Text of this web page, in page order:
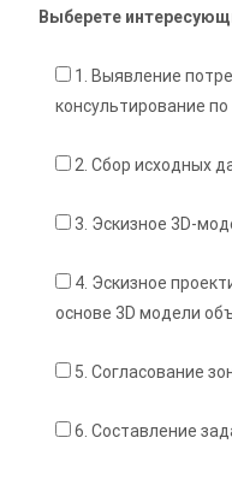
Выберете
1. Выявление
консультирование
2. Сбор исходных
3. Эскизное 3D-
4. Эскизное
основе 3D модели
5. Согласование
6. Составление